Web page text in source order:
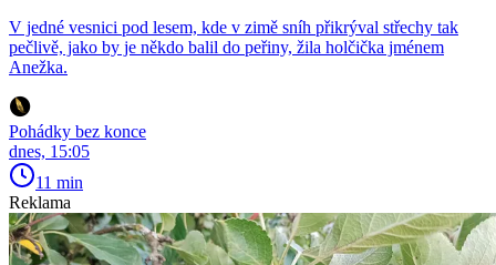
V jedné vesnici pod lesem, kde v zimě sníh přikrýval střechy tak
pečlivě, jako by je někdo balil do peřiny, žila holčička jménem
Anežka.
Pohádky bez konce
dnes, 15:05
11 min
Reklama